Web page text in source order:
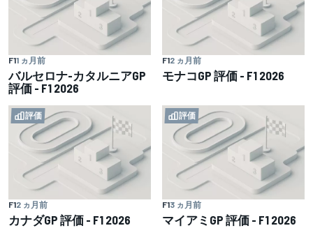
F11 ヵ月前
バルセロナ-カタルニアGP
評価 - F1 2026
F12 ヵ月前
モナコGP 評価 - F1 2026
評価
F12 ヵ月前
カナダGP 評価 - F1 2026
評価
F13 ヵ月前
マイアミGP 評価 - F1 2026